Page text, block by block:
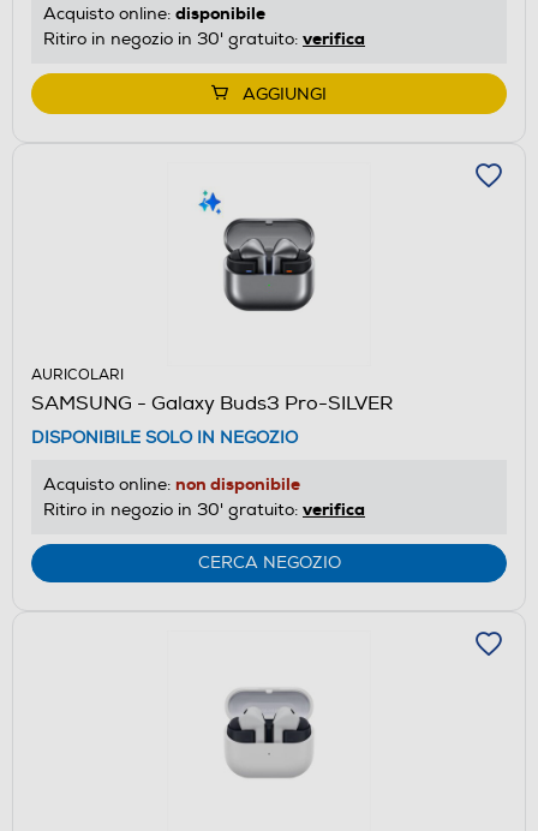
Acquisto online: disponibile
Ritiro in negozio in 30' gratuito: verifica
AGGIUNGI
AURICOLARI
SAMSUNG - Galaxy Buds3 Pro-SILVER
DISPONIBILE SOLO IN NEGOZIO
Acquisto online: non disponibile
Ritiro in negozio in 30' gratuito: verifica
CERCA NEGOZIO